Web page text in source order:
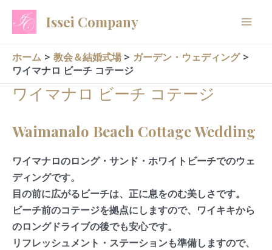
Issei Company
ホーム 教会＆結婚式場
ガーデン・ウェディング
ワイマナロ ビーチ コテージ
ワイマナロ ビーチ コテージ
Waimanalo Beach Cottage Wedding
ワイマナロのロング・サンド・ホワイトビーチでのウェ
ディングです。
目の前に広がるビーチは、正に息をのむ美しさです。
ビーチ前のコテージを拠点にしますので、ワイキキから
のロングドライブの後でも安心です。
リフレッシュメント・ステーションも準備しますので、